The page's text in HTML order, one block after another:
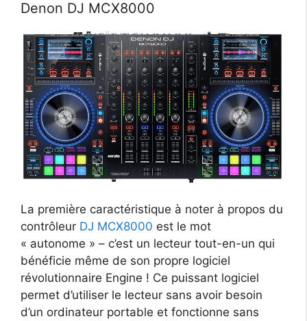
Denon DJ MCX8000
La première caractéristique à noter à propos du
contrôleur DJ MCX8000 est le mot
« autonome » – c’est un lecteur tout-en-un qui
bénéficie même de son propre logiciel
révolutionnaire Engine ! Ce puissant logiciel
permet d’utiliser le lecteur sans avoir besoin
d’un ordinateur portable et fonctionne sans